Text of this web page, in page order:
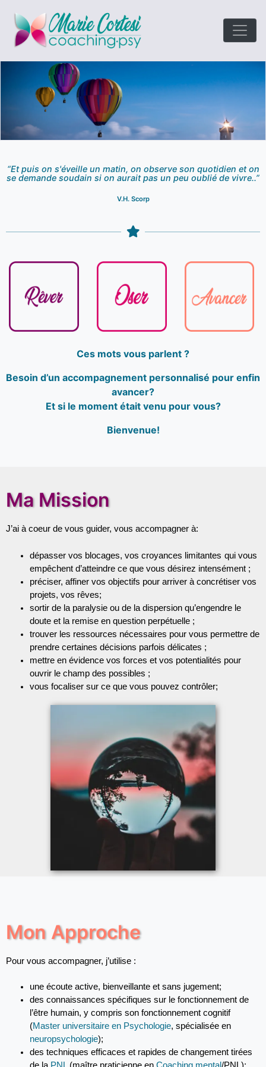
Marie
Le coaching
“Et puis on s'éveille un matin, on observe son quotidien et on
se demande soudain si on aurait pas un peu oublié de vivre..”
V.H. Scorp
Ces mots vous parlent ?
Besoin d’un accompagnement personnalisé pour enfin
avancer?
Et si le moment était venu pour vous?
Bienvenue!
Ma Mission
J’ai à coeur de vous guider, vous accompagner à:
dépasser vos blocages, vos croyances limitantes qui vous
empêchent d’atteindre ce que vous désirez intensément ;
préciser, affiner vos objectifs pour arriver à concrétiser vos
projets, vos rêves;
sortir de la paralysie ou de la dispersion qu’engendre le
doute et la remise en question perpétuelle ;
trouver les ressources nécessaires pour vous permettre de
prendre certaines décisions parfois délicates ;
mettre en évidence vos forces et vos potentialités pour
ouvrir le champ des possibles ;
vous focaliser sur ce que vous pouvez contrôler;
Mon Approche
Pour vous accompagner, j’utilise :
une écoute active, bienveillante et sans jugement;
des connaissances spécifiques sur le fonctionnement de
l’être humain, y compris son fonctionnement cognitif
(Master universitaire en Psychologie
neuropsychologie);
des techniques efficaces et rapides de changement tirées